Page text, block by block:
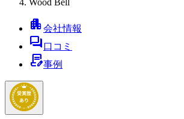
apartment会社情報
forum口コミ
contract_edit事例